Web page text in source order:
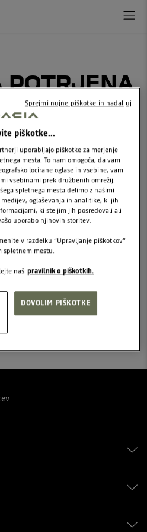
POTRJENA
bo kmalu vzpostavil
z vami.
sledite nam na
Facebooku
piškotke...
uporabljajo piškotke za merjenje
mesta. To nam omogoča, da vam
locirane oglase in vsebine, vam
vsebinami prek družbenih omrežij.
spletnega mesta delimo z našimi
oglaševanja in analitike, ki jih
ki ste jim jih posredovali ali
uporabo njihovih storitev.
v razdelku “Upravljanje piškotkov”
spletnem mestu.
naš pravilnik o piškotkih.
DOVOLIM PIŠKOTKE
Sprejmi nujne piškotke in nadaljuj